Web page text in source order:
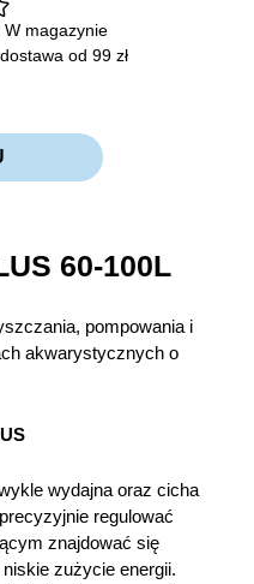
W magazynie
od 99 zł
60-100L
pompowania i
akwarystycznych o
wydajna oraz cicha
regulować
znajdować się
zużycie energii.